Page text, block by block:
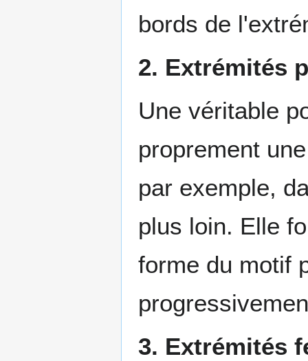
bords de
2. Extrémités
Une véritable
proprement
par exemple,
plus loin. Elle
forme du motif
3. Extrémités